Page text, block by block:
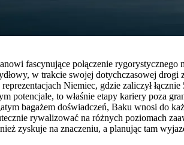
fascynujące połączenie
w trakcie swojej dotychczasowej
Niemiec, gdzie zaliczył
potencjale, to właśnie etapy kariery poza
bagażem doświadczeń, Baku wnosi do
rywalizować na różnych poziomach
zyskuje na znaczeniu, a planując tam